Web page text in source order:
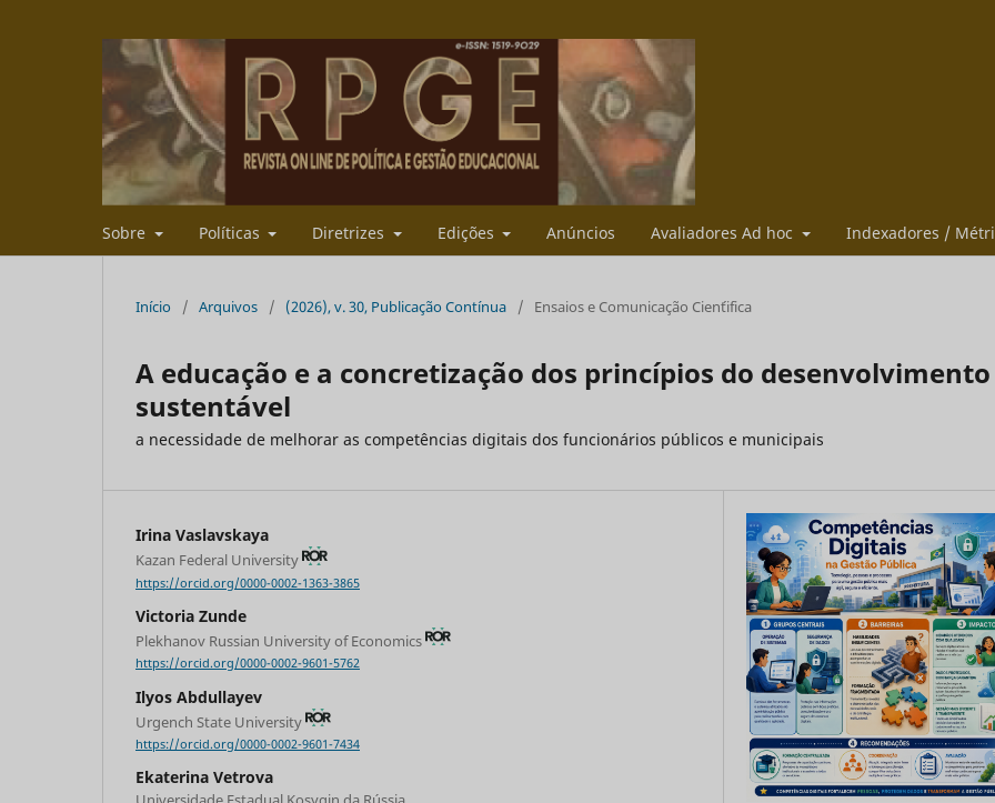
Sobre Políticas Diretrizes Edições Anúncios Avaliadores Ad hoc Indexadores /
Início / Arquivos / (2026), v. 30, Publicação Contínua / Ensaios e Comunicação Cien´tifica
A educação e a concretização dos princípios do desenvolvimento
sustentável
a necessidade de melhorar as competências digitais dos funcionários públicos e municipais
Irina Vaslavskaya
Kazan Federal University
https://orcid.org/0000-0002-1363-3865
Victoria Zunde
Plekhanov Russian University of Economics
https://orcid.org/0000-0002-9601-5762
Ilyos Abdullayev
Urgench State University
https://orcid.org/0000-0002-9601-7434
Ekaterina Vetrova